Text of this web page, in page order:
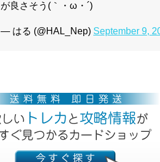
が良さそう(｀・ω・´)
— はる (@HAL_Nep) September 9,